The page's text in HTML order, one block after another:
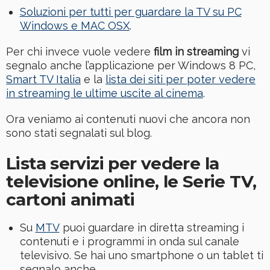
Soluzioni per tutti per guardare la TV su PC
Windows e MAC OSX.
Per chi invece vuole vedere film in streaming vi
segnalo anche l’applicazione per Windows 8 PC,
Smart TV Italia e la lista dei siti per poter vedere
in streaming le ultime uscite al cinema.
Ora veniamo ai contenuti nuovi che ancora non
sono stati segnalati sul blog.
Lista servizi per vedere la
televisione online, le Serie TV,
cartoni animati
Su MTVpuoi guardare in diretta streaming i
contenuti e i programmi in onda sul canale
televisivo. Se hai uno smartphone o un tablet ti